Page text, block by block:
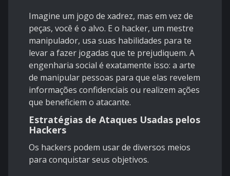
Imagine um jogo de xadrez, mas em vez de
peças, você é o alvo. E o hacker, um mestre
manipulador, usa suas habilidades para te
levar a fazer jogadas que te prejudiquem. A
engenharia social é exatamente isso: a arte
de manipular pessoas para que elas revelem
informações confidenciais ou realizem ações
que beneficiem o atacante.
Estratégias de Ataques Usadas pelos
Hackers
Os hackers podem usar de diversos meios
para conquistar seus objetivos.